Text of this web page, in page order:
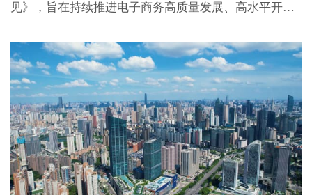
见》，旨在持续推进电子商务高质量发展、高水平开
电子商务司负责人介绍，电子商务根植于实体经济、成
长于实体经济，既是实体经济的重要组成，也是赋能实
体经济的重要...